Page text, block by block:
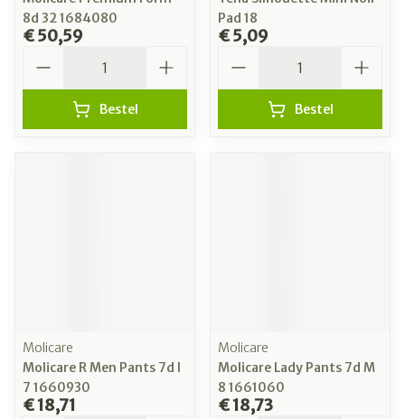
8d 32 1684080
€ 50,59
Bestel
Pad 18
€ 5,09
Bestel
Molicare
Molicare R Men Pants 7d l
7 1660930
€ 18,71
Molicare
Molicare Lady Pants 7d M
8 1661060
€ 18,73